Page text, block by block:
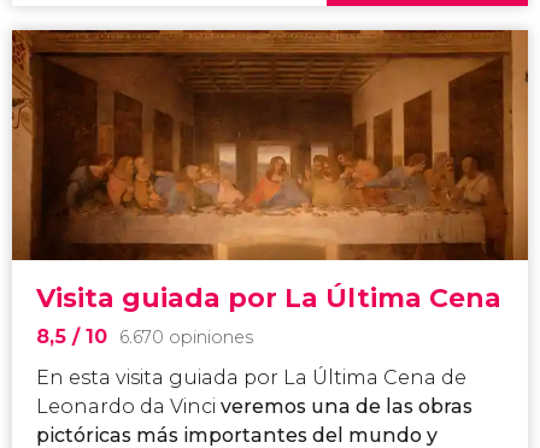
Visita guiada por La Última Cena
8,5 / 10 6.670 opiniones
En esta visita guiada por La Última Cena de
Leonardo da Vinci veremos una de las obras
pictóricas más importantes del mundo y